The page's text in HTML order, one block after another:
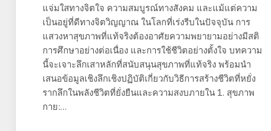
แจ่มใสทางจิตใจ ความสมบูรณ์ทางสังคม และแม้แต่ความ
เป็นอยู่ที่ดีทางจิตวิญญาณ ในโลกที่เร่งรีบในปัจจุบัน การ
แสวงหาสุขภาพที่แท้จริงต้องอาศัยความพยายามอย่างมีสติ
การศึกษาอย่างต่อเนื่อง และการใช้ชีวิตอย่างตั้งใจ บทความ
นี้จะเจาะลึกเสาหลักที่สนับสนุนสุขภาพที่แท้จริง พร้อมนำ
เสนอข้อมูลเชิงลึกเชิงปฏิบัติเกี่ยวกับวิธีการสร้างชีวิตที่หยั่ง
รากลึกในพลังชีวิตที่ยั่งยืนและความสงบภายใน 1. สุขภาพ
กาย:…